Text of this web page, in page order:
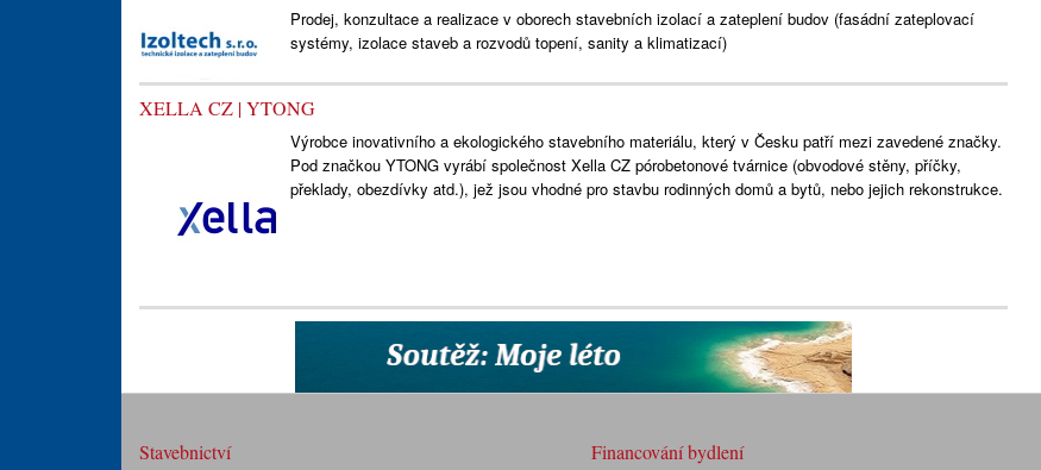
Prodej, konzultace a realizace v oborech stavebních izolací a zateplení budov (fasádní zateplovací
systémy, izolace staveb a rozvodů topení, sanity a klimatizací)
XELLA CZ | YTONG
Výrobce inovativního a ekologického stavebního materiálu, který v Česku patří mezi zavedené značky.
Pod značkou YTONG vyrábí společnost Xella CZ pórobetonové tvárnice (obvodové stěny, příčky,
překlady, obezdívky atd.), jež jsou vhodné pro stavbu rodinných domů a bytů, nebo jejich rekonstrukce.
Stavebnictví Financování bydlení